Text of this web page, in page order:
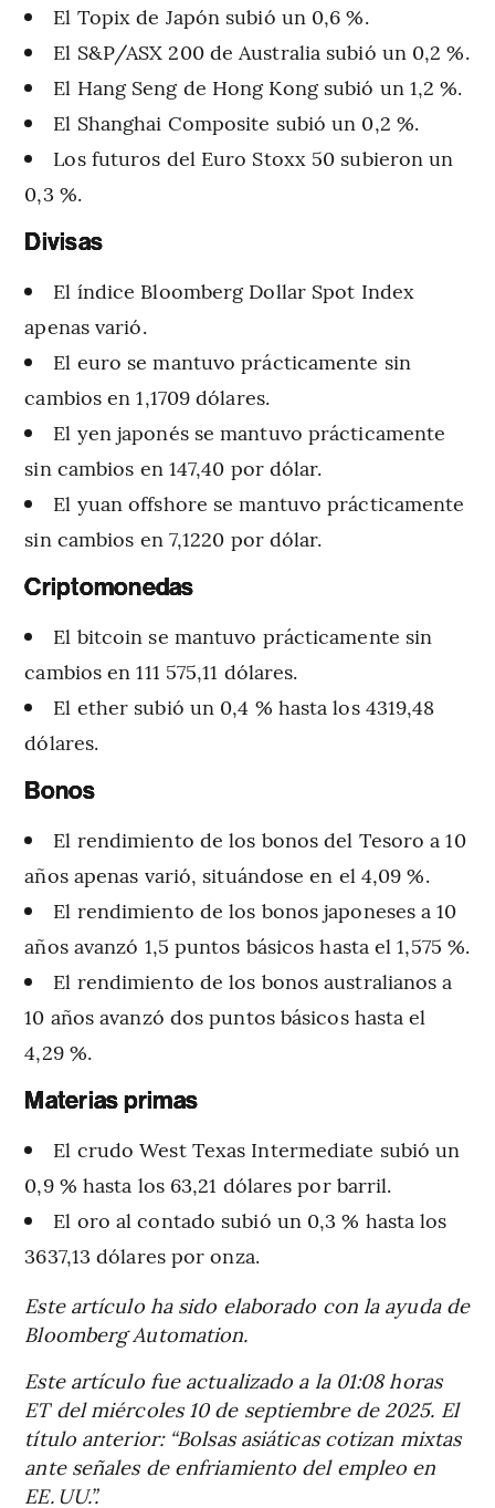
El Topix de Japón subió un 0,6 %.
El S&P/ASX 200 de Australia subió un 0,2 %.
El Hang Seng de Hong Kong subió un 1,2 %.
El Shanghai Composite subió un 0,2 %.
Los futuros del Euro Stoxx 50 subieron un
0,3 %.
Divisas
El índice Bloomberg Dollar Spot Index
apenas varió.
El euro se mantuvo prácticamente sin
cambios en 1,1709 dólares.
El yen japonés se mantuvo prácticamente
sin cambios en 147,40 por dólar.
El yuan offshore se mantuvo prácticamente
sin cambios en 7,1220 por dólar.
Criptomonedas
El bitcoin se mantuvo prácticamente sin
cambios en 111 575,11 dólares.
El ether subió un 0,4 % hasta los 4319,48
dólares.
Bonos
El rendimiento de los bonos del Tesoro a 10
años apenas varió, situándose en el 4,09 %.
El rendimiento de los bonos japoneses a 10
años avanzó 1,5 puntos básicos hasta el 1,575 %.
El rendimiento de los bonos australianos a
10 años avanzó dos puntos básicos hasta el
4,29 %.
Materias primas
El crudo West Texas Intermediate subió un
0,9 % hasta los 63,21 dólares por barril.
El oro al contado subió un 0,3 % hasta los
3637,13 dólares por onza.
Este artículo ha sido elaborado con la ayuda de
Bloomberg Automation.
Este artículo fue actualizado a la 01:08 horas
ET del miércoles 10 de septiembre de 2025. El
título anterior: “Bolsas asiáticas cotizan mixtas
ante señales de enfriamiento del empleo en
EE. UU.”.